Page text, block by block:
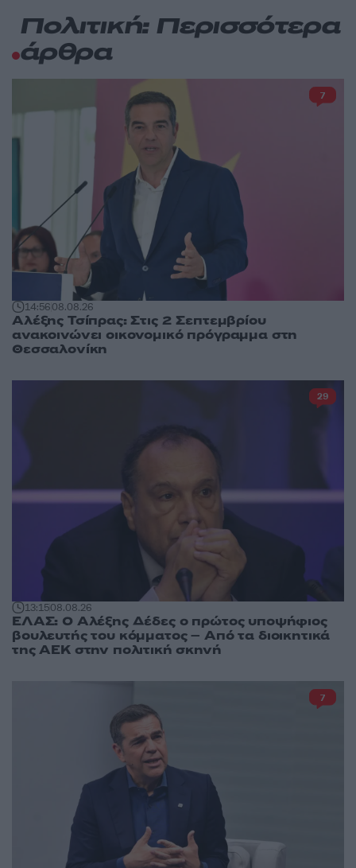
Πολιτική: Περισσότερα
άρθρα
14:5608.08.26
Αλέξης Τσίπρας: Στις 2 Σεπτεμβρίου
ανακοινώνει οικονομικό πρόγραμμα στη
Θεσσαλονίκη
7
13:1508.08.26
ΕΛΑΣ: Ο Αλέξης Δέδες ο πρώτος υποψήφιος
βουλευτής του κόμματος – Από τα διοικητικά
της ΑΕΚ στην πολιτική σκηνή
29
7